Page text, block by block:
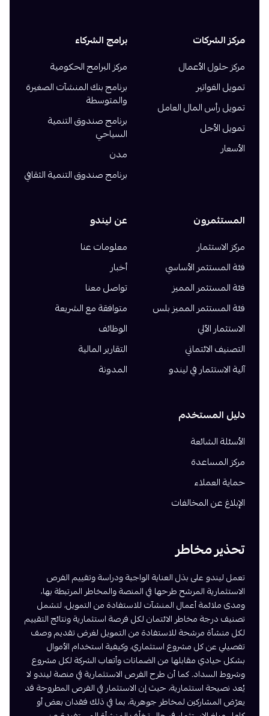
مركز الشركات
مركز حلول الأعمال
تمويل الفواتير
تمويل رأس المال العامل
تمويل الأجل
الأسعار
برامج الشركاء
مركز البرامج الحكومية
برنامج بنك المنشآت الصغيرة
والمتوسطة
برنامج صندوق التنمية
السياحي
مدن
برنامج صندوق التنمية الثقافي
المستثمرون
مركز الاستثمار
فئة المستثمر الأساسي
فئة المستثمر المميز
فئة المستثمر المميز بلس
الاستثمار الآلي
التصنيف الائتماني
آلية الاستثمار في ليندو
عن ليندو
معلومات عنا
أخبار
تواصل معنا
متوافقة مع الشريعة
الوظائف
التقارير المالية
المدونة
دليل المستخدم
الأسئلة الشائعة
مركز المساعدة
حماية العملاء
الإبلاغ عن المخالفات
تحذير مخاطر
تعمل ليندو على بذل العناية الواجبة ودراسة وتقييم الفرص
الاستثمارية المرشح طرحها في المنصة والمخاطر المرتبطة بها،
ومدى ملائمة أعمال المنشآت للاستفادة من التمويل، لتشمل
تصنيف درجة مخاطر الائتمان لكل فرصة استثمارية ونتائج التقييم
لكل منشأة مرشحة للاستفادة من التمويل لغرض تقديم وصف
تفصيلي عن كل مشروع استثماري، وكيفية استخدام الأموال
بشكل حيادي مقابلها من الضمانات وأتعاب الشركة لكل مشروع
وشروط السداد. كما أن طرح الفرص الاستثمارية في منصة ليندو لا
يُعد نصيحة استثمارية، حيث إن الاستثمار في الفرص المطروحة قد
يعرّض المشاركين لمخاطر جوهرية، بما في ذلك فقدان بعض أو